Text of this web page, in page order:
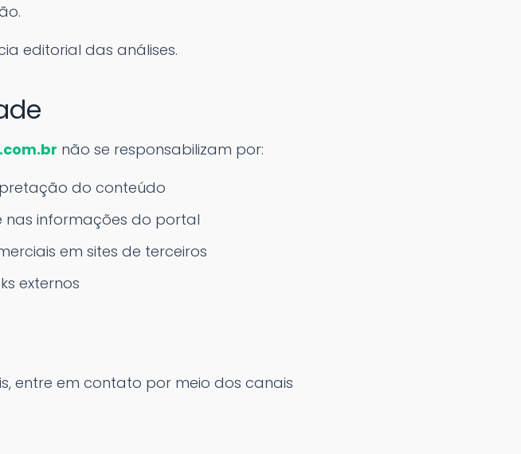
editorial das análises.
não se responsabilizam por:
do conteúdo
nas informações do portal
em sites de terceiros
externos
entre em contato por meio dos canais